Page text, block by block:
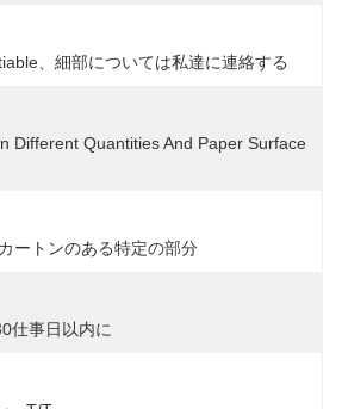
、細部については私達に連絡する
Different Quantities And Paper Surface
ートンのある特定の部分
仕事日以内に